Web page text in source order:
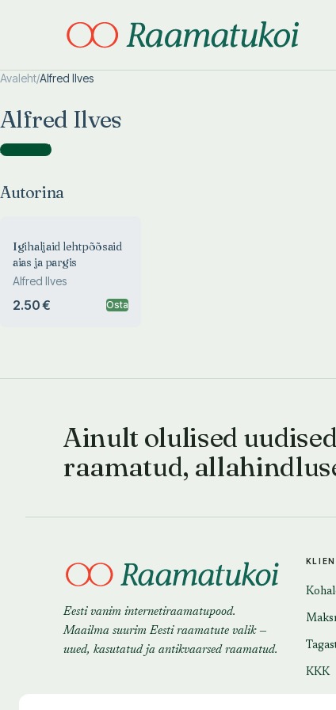
Avaleht/Alfred Ilves
Alfred Ilves
Autorina )
Autorina
Igihaljaid lehtpõõsaid
aias ja pargis
Alfred Ilves
2.50 € Osta
Ainult olulised
raamatud,
Eesti vanim internetiraamatupood.
Maailma suurim Eesti raamatute valik —
uued, kasutatud ja antikvaarsed raamatud.
KKK